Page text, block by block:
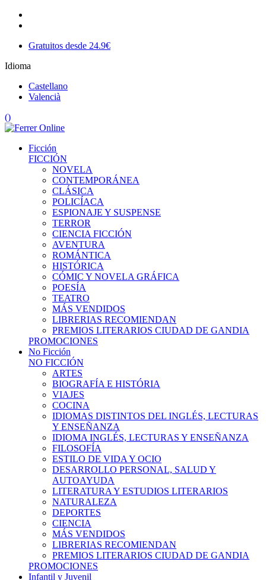
Gratuitos desde 24.9€
Idioma
Castellano
Valencià
()
Ficción
FICCIÓN
NOVELA
CONTEMPORÁNEA
CLÁSICA
POLICÍACA
ESPIONAJE Y SUSPENSE
TERROR
CIENCIA FICCIÓN
AVENTURA
ROMÁNTICA
HISTÓRICA
CÓMIC Y NOVELA GRÁFICA
POESÍA
TEATRO
MÁS VENDIDOS
LIBRERIAS RECOMIENDAN
PREMIOS LITERARIOS CIUDAD DE GANDIA
PROMOCIONES
No Ficción
NO FICCIÓN
ARTES
BIOGRAFÍA E HISTÓRIA
VIAJES
COCINA
IDIOMAS DISTINTOS DEL INGLÉS, LECTURAS
Y ENSEÑANZA
IDIOMA INGLÉS, LECTURAS Y ENSEÑANZA
FILOSOFÍA
ESTILO DE VIDA Y OCIO
DESARROLLO PERSONAL, SALUD Y
AUTOAYUDA
LITERATURA Y ESTUDIOS LITERARIOS
NATURALEZA
DEPORTES
CIENCIA
MÁS VENDIDOS
LIBRERIAS RECOMIENDAN
PREMIOS LITERARIOS CIUDAD DE GANDIA
PROMOCIONES
Infantil y Juvenil